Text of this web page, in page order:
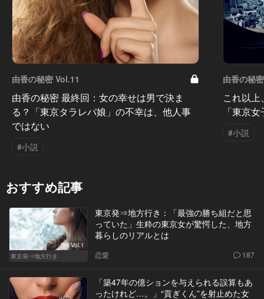
由香の秘密 Vol.11
由香の秘密 最終回：女の幸せは男で決ま
る？「東京タラレバ娘」の不幸は、他人事
ではない
#小説
由香の秘
これ以
「東京
#小説
おすすめ記事
Vol.1
東京発⇒地方行き
東京発⇒地方行き：「最強の勝ち組だと思
っていた」生粋の東京女が驚愕した、地方
暮らしのリアルとは
恋愛 187
「築47年の億ションを与えられる誤算もあ
ったけれど…。」“貢ぎくん”を射止めた女